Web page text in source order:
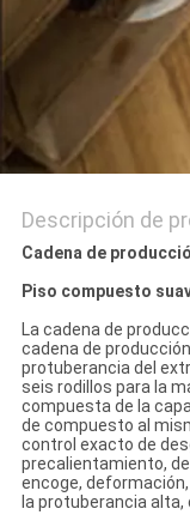
Descripción de
Cadena de
Piso compuesto
La cadena de
cadena de
protuberancia del
seis rodillos para la
compuesta de la
de compuesto al
control exacto de
precalientamiento,
encoge,
la protuberancia